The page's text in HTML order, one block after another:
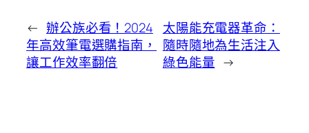
← 辦公族必看！2024
年高效筆電選購指南，
讓工作效率翻倍
太陽能充電器革命：
隨時隨地為生活注入
綠色能量 →